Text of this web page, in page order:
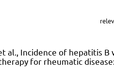
al., Incidence of hepatitis B
for rheumatic